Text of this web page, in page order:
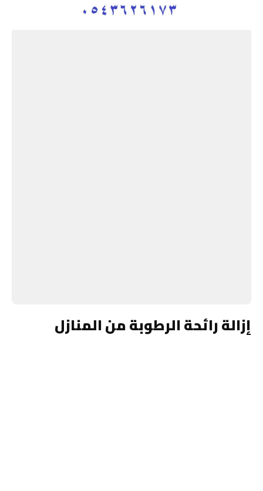
إزالة رائحة الرطوبة من المنازل